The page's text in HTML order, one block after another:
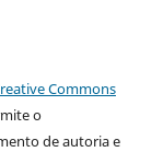
Commons
o
de autoria e